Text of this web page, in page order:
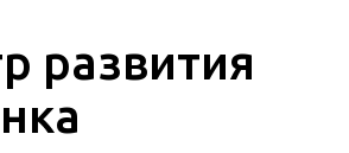
развития